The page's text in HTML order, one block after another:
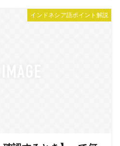
インドネシア語ポイント解説